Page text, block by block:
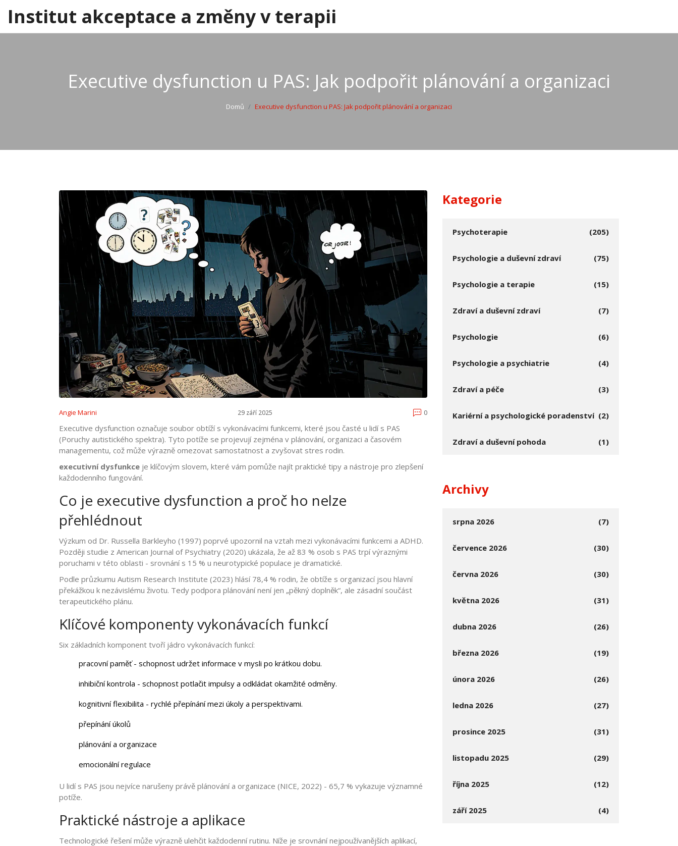
Institut akceptace a změny v terapii
Executive dysfunction u PAS: Jak podpořit plánování a organizaci
Domů Executive dysfunction u PAS: Jak podpořit plánování a organizaci
Angie Marini 29 září 2025 0
Executive dysfunction označuje soubor obtíží s vykonávacími funkcemi, které jsou časté u lidí s PAS
(Poruchy autistického spektra). Tyto potíže se projevují zejména v plánování, organizaci a časovém
managementu, což může výrazně omezovat samostatnost a zvyšovat stres rodin.
executivní dysfunkce je klíčovým slovem, které vám pomůže najít praktické tipy a nástroje pro zlepšení
každodenního fungování.
Co je executive dysfunction a proč ho nelze
přehlédnout
Výzkum od Dr. Russella Barkleyho (1997) poprvé upozornil na vztah mezi vykonávacími funkcemi a ADHD.
Později studie z American Journal of Psychiatry (2020) ukázala, že až 83 % osob s PAS trpí výraznými
poruchami v této oblasti - srovnání s 15 % u neurotypické populace je dramatické.
Podle průzkumu Autism Research Institute (2023) hlásí 78,4 % rodin, že obtíže s organizací jsou hlavní
překážkou k nezávislému životu. Tedy podpora plánování není jen „pěkný doplněk“, ale zásadní součást
terapeutického plánu.
Klíčové komponenty vykonávacích funkcí
Six základních komponent tvoří jádro vykonávacích funkcí:
pracovní paměť- schopnost udržet informace v mysli po krátkou dobu.
inhibiční kontrola - schopnost potlačit impulsy a odkládat okamžité odměny.
kognitivní flexibilita - rychlé přepínání mezi úkoly a perspektivami.
přepínání úkolů
plánování a organizace
emocionální regulace
U lidí s PAS jsou nejvíce narušeny právě plánování a organizace (NICE, 2022) - 65,7 % vykazuje významné
potíže.
Praktické nástroje a aplikace
Technologické řešení může výrazně ulehčit každodenní rutinu. Níže je srovnání nejpoužívanějších aplikací,
Kategorie
Psychoterapie (205)
Psychologie a duševní zdraví (75)
Psychologie a terapie (15)
Zdraví a duševní zdraví (7)
Psychologie (6)
Psychologie a psychiatrie (4)
Zdraví a péče (3)
Kariérní a psychologické poradenství (2)
Zdraví a duševní pohoda (1)
Archivy
srpna 2026 (7)
července 2026 (30)
června 2026 (30)
května 2026 (31)
dubna 2026 (26)
března 2026 (19)
února 2026 (26)
ledna 2026 (27)
prosince 2025 (31)
listopadu 2025 (29)
října 2025 (12)
září 2025 (4)